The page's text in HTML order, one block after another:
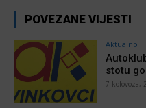
POVEZANE VIJESTI
Aktualno
stotu
7 kolovoza,